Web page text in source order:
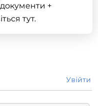
документи +
тут.
Увійти